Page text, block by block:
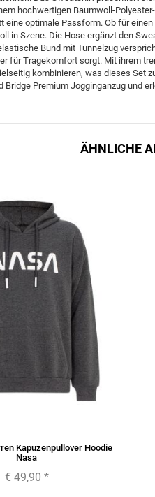
hochwertigen Baumwoll-
eine optimale Passform. Ob für einen
in Szene. Die Hose ergänzt den
Bund mit Tunnelzug
für Tragekomfort sorgt. Mit ihrem
kombinieren, was dieses Set
Premium Jogginganzug und
ÄHNLICHE
Kapuzenpullover Hoodie
Nasa
€ 49,90 *